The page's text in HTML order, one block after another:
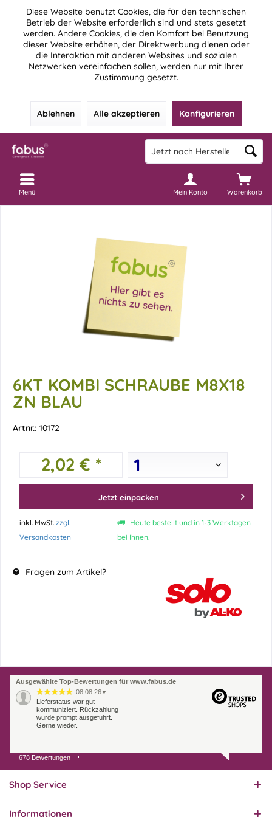
Diese Website benutzt Cookies, die für den technischen
Betrieb der Website erforderlich sind und stets gesetzt
werden. Andere Cookies, die den Komfort bei Benutzung
dieser Website erhöhen, der Direktwerbung dienen oder
die Interaktion mit anderen Websites und sozialen
Netzwerken vereinfachen sollen, werden nur mit Ihrer
Zustimmung gesetzt.
Ablehnen Alle akzeptieren Konfigurieren
Warenkorb
Mein Konto
Menü
6KT KOMBI SCHRAUBE M8X18
ZN BLAU
Artnr.: 10172
2,02 € *
Jetzt einpacken
inkl. MwSt. zzgl.
Versandkosten
Heute bestellt und in 1-3 Werktagen
bei Ihnen.
Fragen zum Artikel?
Ausgewählte Top-Bewertungen für www.fabus.de
08.08.26 ▼
Lieferstatus war gut
kommuniziert. Rückzahlung
wurde prompt ausgeführt.
Gerne wieder.
07.08.26
Endlich das richtige
678 Bewertungen
Shop Service
Informationen